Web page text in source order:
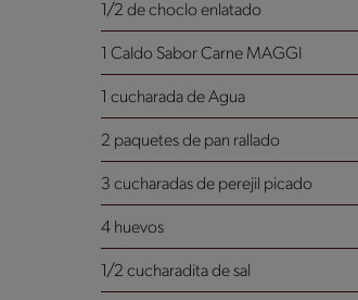
1/2 de choclo enlatado
1 Caldo Sabor Carne MAGGI
1 cucharada de Agua
2 paquetes de pan rallado
3 cucharadas de perejil picado
4 huevos
1/2 cucharadita de sal